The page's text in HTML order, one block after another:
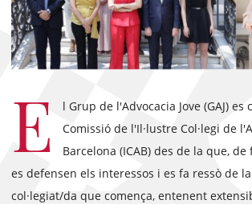
E
l Grup de l'Advocacia Jove (GAJ)
Comissió de l'Il·lustre Col·legi de
Barcelona (ICAB) des de la que,
es defensen els interessos i es fa ressò de
col·legiat/da que comença, entenent